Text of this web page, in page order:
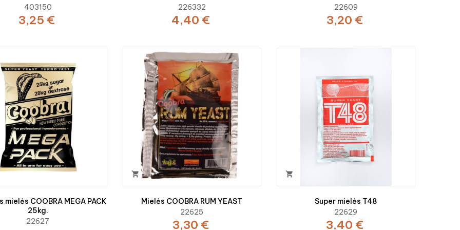
403150
3,25 €
226332
4,40 €
22609
3,20 €
mielės COOBRA MEGA PACK
25kg.
22627

Mielės COOBRA RUM YEAST
22625
3,30 €

Super mielės T48
22629
3,40 €